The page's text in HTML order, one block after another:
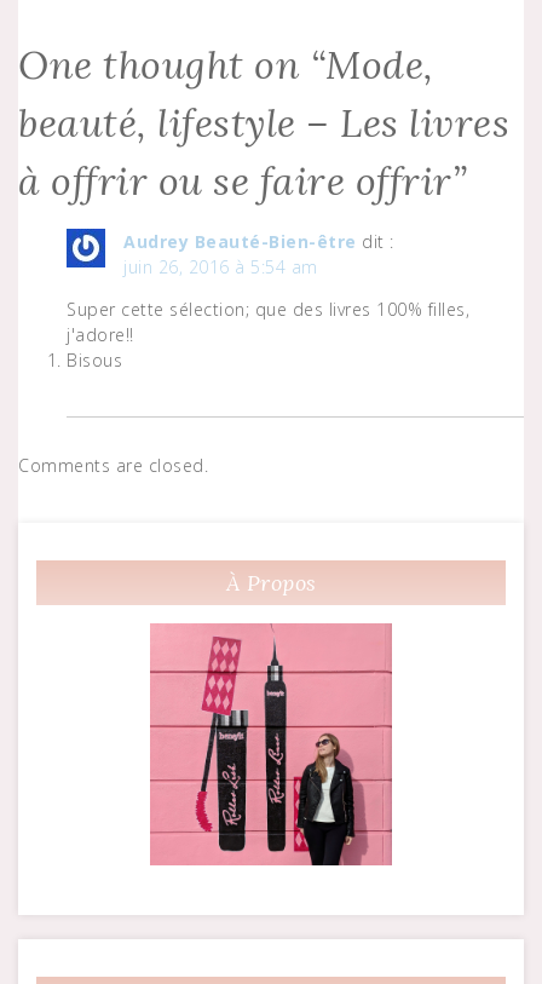
l’article
One thought on “Mode,
beauté, lifestyle – Les livres
à offrir ou se faire offrir”
Audrey Beauté-Bien-être dit :
juin 26, 2016 à 5:54 am
Super cette sélection; que des livres 100% filles,
j'adore!!
Bisous
Comments are closed.
À Propos